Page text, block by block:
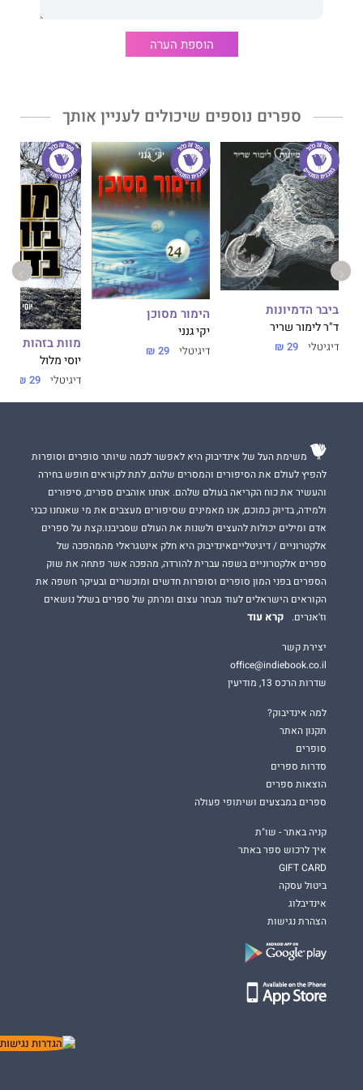
הוספת הערה
ספרים נוספים שיכולים לעניין אותך
ביבר הדמיונות
ד"ר לימור שריר
דיגיטלי 29 ₪
הימור מסוכן
יקי גנני
דיגיטלי 29 ₪ מוות בזהות
יוסי מלול
דיגיטלי 29 ₪
משימת העל של אינדיבוק היא לאפשר לכמה שיותר סופרים וסופרות
להפיץ לעולם את הסיפורים והמסרים שלהם, לתת לקוראים חופש בחירה
והעשיר את כוח הקריאה בעולם שלהם. אנחנו אוהבים ספרים, סיפורים
ולמידה, בדיוק כמוכם, אנו מאמינים שסיפורים מעצבים את מי שאנחנו כבני
אדם ומילים יכולות להעצים ולשנות את העולם שסביבנו.קצת על ספרים
אלקטרוניים / דיגיטלייםאינדיבוק היא חלק אינטגראלי מהמהפכה של
ספרים אלקטרוניים בשפה עברית להורדה, מהפכה אשר פתחה את שוק
הספרים בפני המון סופרים וסופרות חדשים ומוכשרים ובעיקר חשפה את
הקוראים הישראלים לעוד מבחר עצום ומרתק של ספרים בשלל נושאים
וז'אנרים.
קרא עוד
יצירת קשר
office@indiebook.co.il
שדרות הרכס 13, מודיעין
למה אינדיבוק?
תקנון האתר
סופרים
סדרות ספרים
הוצאות ספרים
ספרים במבצעים ושיתופי פעולה
קניה באתר - שו"ת
איך לרכוש ספר באתר
GIFT CARD
ביטול עסקה
אינדיבלוג
הצהרת נגישות